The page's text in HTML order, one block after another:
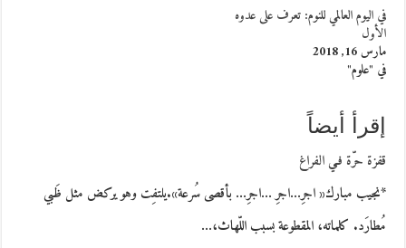
في اليوم العالمي للنوم: تعرف على عدوه
الأول
مارس 16, 2018
في "علوم"
إقرأ أيضاً
قفزة حرّة فـي الفراغ
*نجيب مبارك« اجرِ…اجرِ …اجرِ… بأقصى سُرعة».يلتفِت وهو يركض مثل ظَبي
مُطارَد. كلماته، المقطوعة بسبب اللّهاث،…